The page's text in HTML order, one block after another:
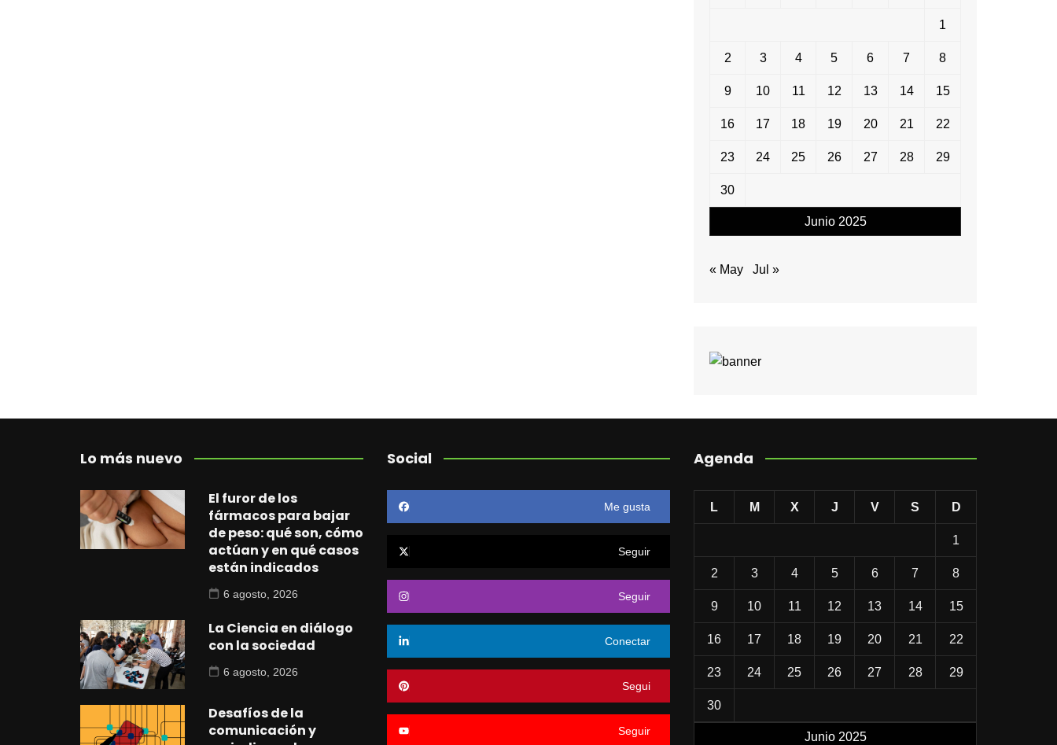
Junio 2025
1
2 3 4 5 6 7 8
9 10 11 12 13 14 15
16 17 18 19 20 21 22
23 24 25 26 27 28 29
30
« May Jul »
Lo más nuevo
El furor de los
fármacos para bajar
de peso: qué son, cómo
actúan y en qué casos
están indicados
6 agosto, 2026
La Ciencia en diálogo
con la sociedad
6 agosto, 2026
Desafíos de la
comunicación y
Social
Me gusta
Seguir
Seguir
Conectar
Segui
Seguir
Agenda
Junio 2025
L M X J V S D
1
2 3 4 5 6 7 8
9 10 11 12 13 14 15
16 17 18 19 20 21 22
23 24 25 26 27 28 29
30